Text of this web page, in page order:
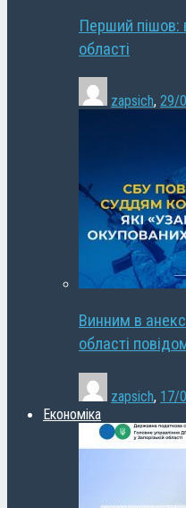
Перший пішов:
області
zapsich, 29/
Винним в
області
zapsich, 17/
Економіка